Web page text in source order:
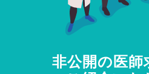
非公開の医師